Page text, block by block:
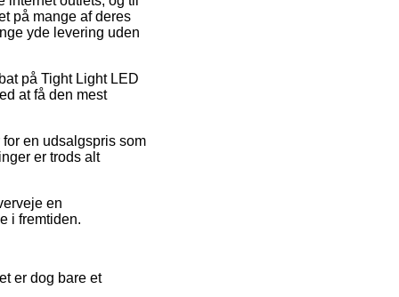
på mange af deres
yde levering uden
på Tight Light LED
at få den mest
en udsalgspris som
er trods alt
en
i fremtiden.
er dog bare et